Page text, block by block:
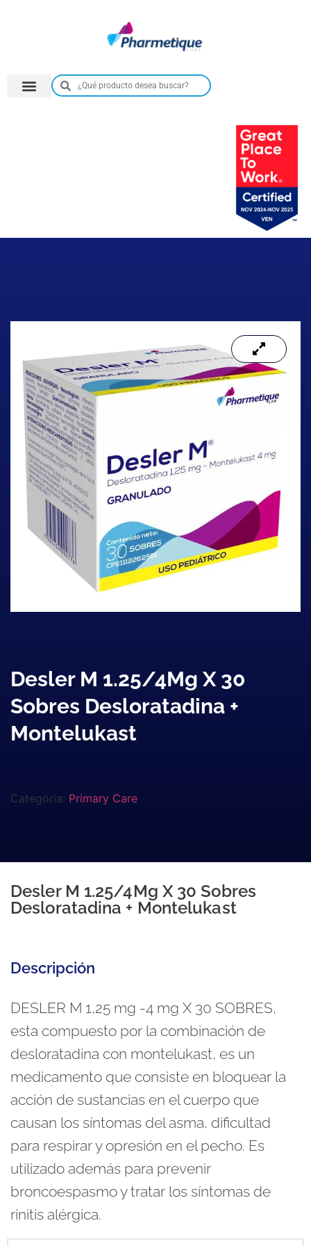
Desler M 1.25/4Mg X 30
Sobres Desloratadina +
Montelukast
Categoría: Primary Care
Desler M 1.25/4Mg X 30 Sobres
Desloratadina + Montelukast
Descripción
DESLER M 1,25 mg -4 mg X 30 SOBRES,
esta compuesto por la combinación de
desloratadina con montelukast, es un
medicamento que consiste en bloquear la
acción de sustancias en el cuerpo que
causan los síntomas del asma, dificultad
para respirar y opresión en el pecho. Es
utilizado además para prevenir
broncoespasmo y tratar los síntomas de
rinitis alérgica.